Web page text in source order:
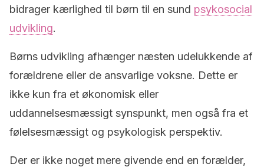
bidrager kærlighed til børn til en sund psykosocial
udvikling.
Børns udvikling afhænger næsten udelukkende af
forældrene eller de ansvarlige voksne. Dette er
ikke kun fra et økonomisk eller
uddannelsesmæssigt synspunkt, men også fra et
følelsesmæssigt og psykologisk perspektiv.
Der er ikke noget mere givende end en forælder,